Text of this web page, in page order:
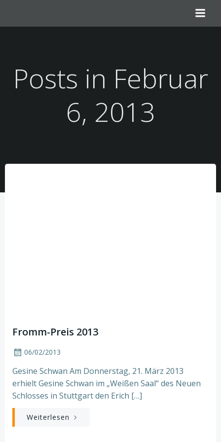
springen
Posts in Februar
6, 2013
Fromm-Preis 2013
06/02/2013
Gesine Schwan Am Donnerstag, 21. März 2013
erhielt Gesine Schwan im „Weißen Saal“ des Neuen
Schlosses in Stuttgart den Erich […]
Weiterlesen